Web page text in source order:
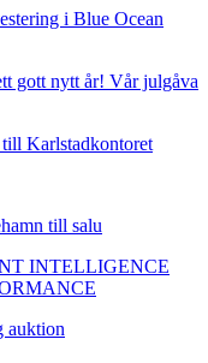
i Blue Ocean
gott nytt år! Vår julgåva
Karlstadkontoret
till salu
INTELLIGENCE
auktion